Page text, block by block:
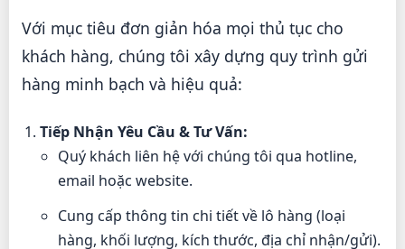
Với mục tiêu đơn giản hóa mọi thủ tục cho
khách hàng, chúng tôi xây dựng quy trình gửi
hàng minh bạch và hiệu quả:
Tiếp Nhận Yêu Cầu & Tư Vấn:
Quý khách liên hệ với chúng tôi qua hotline,
email hoặc website.
Cung cấp thông tin chi tiết về lô hàng (loại
hàng, khối lượng, kích thước, địa chỉ nhận/gửi).